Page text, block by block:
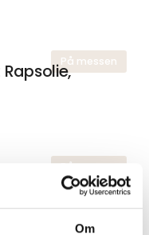
Om
På messen
Rapsolie,
På messen
32% Smør